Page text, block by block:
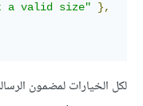
a valid size"
},
لكل الخيارات لمضمون